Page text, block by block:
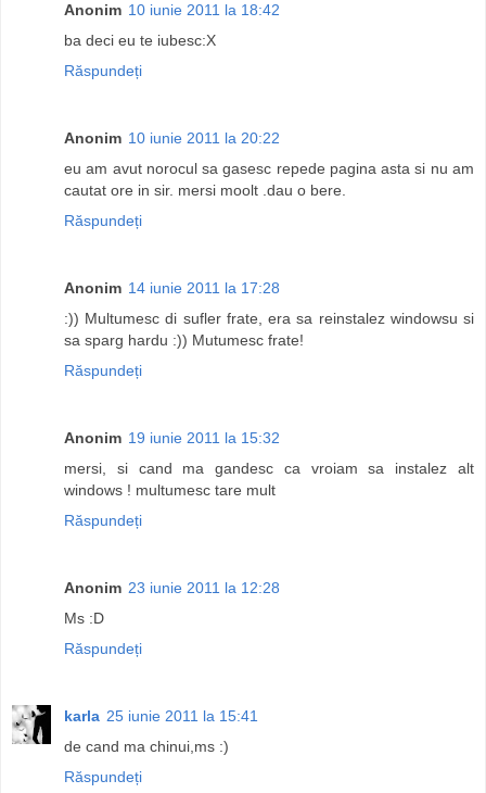
Anonim 10 iunie 2011 la 18:42
ba deci eu te iubesc:X
Răspundeți
Anonim 10 iunie 2011 la 20:22
eu am avut norocul sa gasesc repede pagina asta si nu am
cautat ore in sir. mersi moolt .dau o bere.
Răspundeți
Anonim 14 iunie 2011 la 17:28
:)) Multumesc di sufler frate, era sa reinstalez windowsu si
sa sparg hardu :)) Mutumesc frate!
Răspundeți
Anonim 19 iunie 2011 la 15:32
mersi, si cand ma gandesc ca vroiam sa instalez alt
windows ! multumesc tare mult
Răspundeți
Anonim 23 iunie 2011 la 12:28
Ms :D
Răspundeți
karla 25 iunie 2011 la 15:41
de cand ma chinui,ms :)
Răspundeți